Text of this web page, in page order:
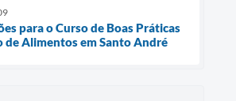
para o Curso de Boas Práticas
de Alimentos em Santo André